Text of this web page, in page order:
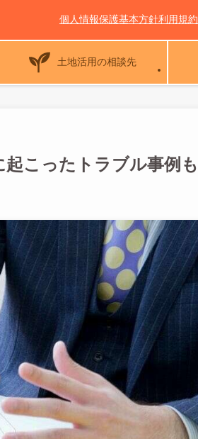
土地活用の相談先
個人情報保護基本方針利用規約
こったトラブル事例